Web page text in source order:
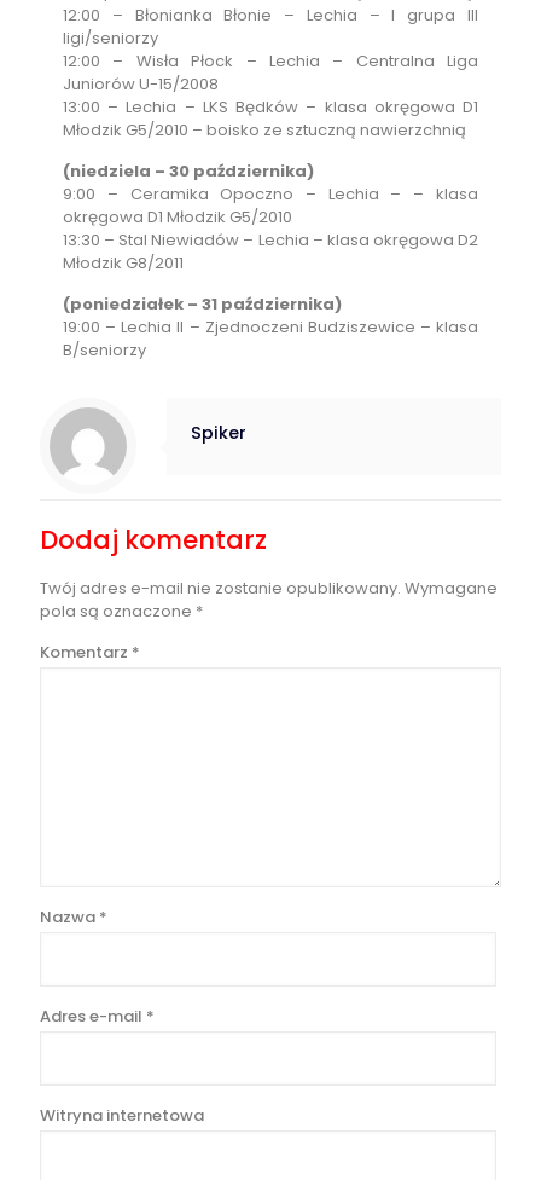
12:00 – Błonianka Błonie – Lechia – I grupa III
ligi/seniorzy
12:00 – Wisła Płock – Lechia – Centralna Liga
Juniorów U-15/2008
13:00 – Lechia – LKS Będków – klasa okręgowa D1
Młodzik G5/2010 – boisko ze sztuczną nawierzchnią
(niedziela – 30 października)
9:00 – Ceramika Opoczno – Lechia – – klasa
okręgowa D1 Młodzik G5/2010
13:30 – Stal Niewiadów – Lechia – klasa okręgowa D2
Młodzik G8/2011
(poniedziałek – 31 października)
19:00 – Lechia II – Zjednoczeni Budziszewice – klasa
B/seniorzy
Spiker
Dodaj komentarz
Twój adres e-mail nie zostanie opublikowany. Wymagane
pola są oznaczone *
Komentarz *
Nazwa *
Adres e-mail *
Witryna internetowa